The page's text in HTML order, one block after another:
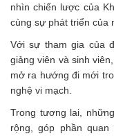
nhìn chiến lược của
cùng sự phát triển của
Với sự tham gia của
giảng viên và sinh
mở ra hướng đi mới
nghệ vi mạch.
Trong tương lai,
rộng, góp phần